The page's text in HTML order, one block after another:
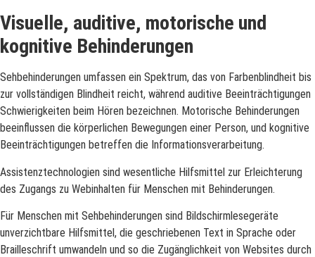
Visuelle, auditive, motorische und
kognitive Behinderungen
Sehbehinderungen umfassen ein Spektrum, das von Farbenblindheit bis
zur vollständigen Blindheit reicht, während auditive Beeinträchtigungen
Schwierigkeiten beim Hören bezeichnen. Motorische Behinderungen
beeinflussen die körperlichen Bewegungen einer Person, und kognitive
Beeinträchtigungen betreffen die Informationsverarbeitung.
Assistenztechnologien sind wesentliche Hilfsmittel zur Erleichterung
des Zugangs zu Webinhalten für Menschen mit Behinderungen.
Für Menschen mit Sehbehinderungen sind Bildschirmlesegeräte
unverzichtbare Hilfsmittel, die geschriebenen Text in Sprache oder
Brailleschrift umwandeln und so die Zugänglichkeit von Websites durch